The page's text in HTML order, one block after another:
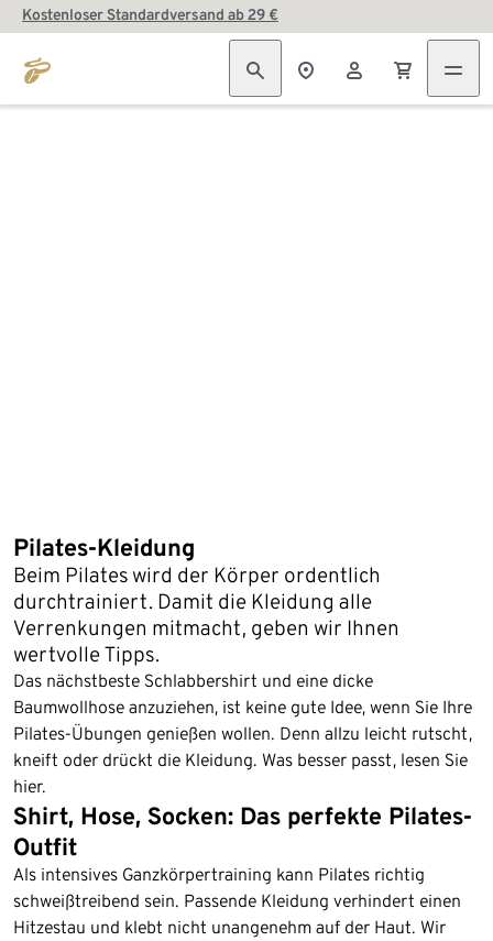
Kostenloser Standardversand ab 29 €
Pilates-Kleidung
Beim Pilates wird der Körper ordentlich
durchtrainiert. Damit die Kleidung alle
Verrenkungen mitmacht, geben wir Ihnen
wertvolle Tipps.
Das nächstbeste Schlabbershirt und eine dicke
Baumwollhose anzuziehen, ist keine gute Idee, wenn Sie Ihre
Pilates-Übungen genießen wollen. Denn allzu leicht rutscht,
kneift oder drückt die Kleidung. Was besser passt, lesen Sie
hier.
Shirt, Hose, Socken: Das perfekte Pilates-
Outfit
Als intensives Ganzkörpertraining kann Pilates richtig
schweißtreibend sein. Passende Kleidung verhindert einen
Hitzestau und klebt nicht unangenehm auf der Haut. Wir